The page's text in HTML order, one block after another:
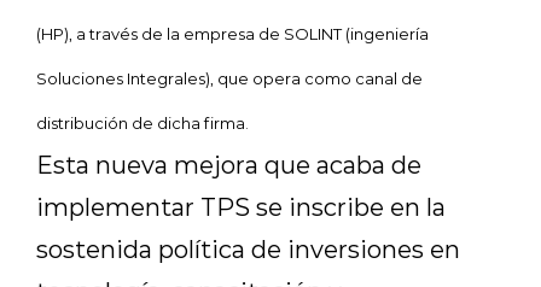
(HP), a través de la empresa de SOLINT (ingeniería
Soluciones Integrales), que opera como canal de
distribución de dicha firma.
Esta nueva mejora que acaba de
implementar TPS se inscribe en la
sostenida política de inversiones en